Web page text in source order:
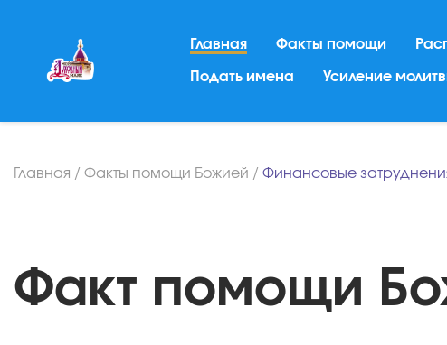
Главная Факты помощи
Подать имена Усиление
Главная / Факты помощи Божией / Финансовые
Факт помощи